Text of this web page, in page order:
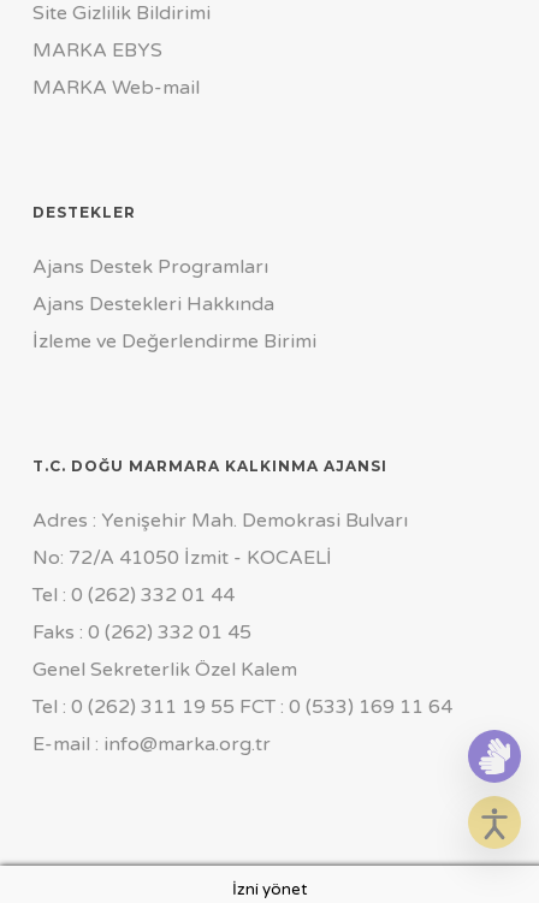
Site Gizlilik Bildirimi
MARKA EBYS
MARKA Web-mail
DESTEKLER
Ajans Destek Programları
Ajans Destekleri Hakkında
İzleme ve Değerlendirme Birimi
T.C. DOĞU MARMARA KALKINMA AJANSI
Adres : Yenişehir Mah. Demokrasi Bulvarı
No: 72/A 41050 İzmit - KOCAELİ
Tel : 0 (262) 332 01 44
Faks : 0 (262) 332 01 45
Genel Sekreterlik Özel Kalem
Tel : 0 (262) 311 19 55 FCT : 0 (533) 169 11 64
E-mail : info@marka.org.tr
İzni yönet